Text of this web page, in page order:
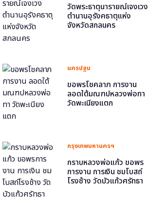
วัดพระธาตุนารายณ์เจงเวง
ตำนานอุรังคธาตุแห่ง
จังหวัดสกลนคร
นครปฐม
ขอพรโชคลาภ การงาน
ลอดใต้มณฑปหลวงพ่อทา
วัดพะเนียงแตก
กรุงเทพมหานครฯ
กราบหลวงพ่อแก้ว ขอพร
การงาน การเงิน ชมโบสถ์
โรงช้าง วัดบัวแก้วศรัทธา